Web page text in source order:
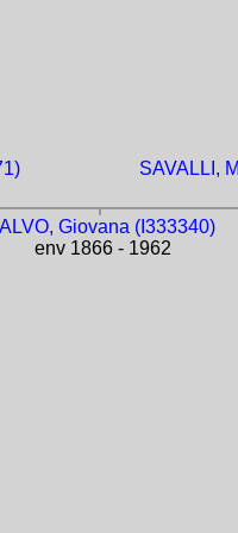
SAVALLI,
Giovana (I333340)
env 1866 - 1962